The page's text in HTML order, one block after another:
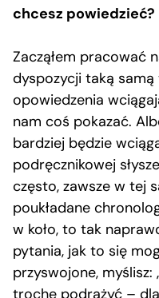
chcesz powiedzieć?
Zacząłem pracować
dyspozycji taką
opowiedzenia
nam coś pokazać.
bardziej będzie
podręcznikowej
często, zawsze w tej
poukładane
w koło, to tak
pytania, jak to się
przyswojone, myślisz: